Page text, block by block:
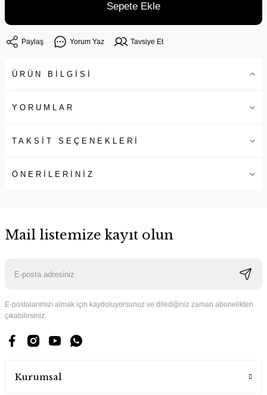
Sepete Ekle
Paylaş Yorum Yaz Tavsiye Et
ÜRÜN BİLGİSİ
YORUMLAR
TAKSİT SEÇENEKLERİ
ÖNERİLERİNİZ
Mail listemize kayıt olun
E-postalarımızı almak için kaydoluyorsunuz ve dilediğiniz zaman abonelikten
çıkabilirsiniz.
Kurumsal